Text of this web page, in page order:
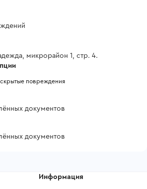
микрорайон 1, стр. 4.
повреждения
документов
документов
Информация